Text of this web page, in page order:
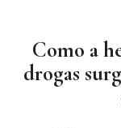
Como a
drogas